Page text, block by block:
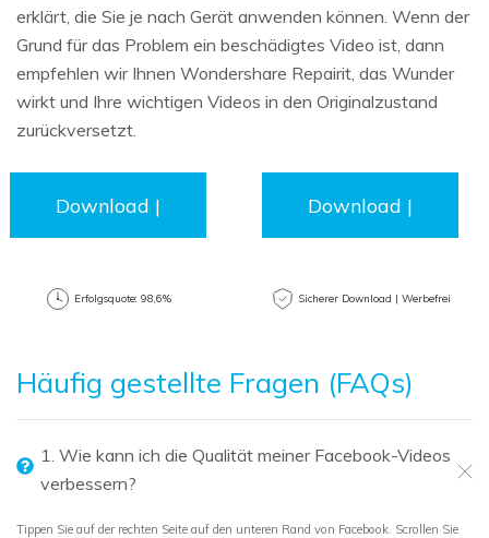
erklärt, die Sie je nach Gerät anwenden können. Wenn der
Grund für das Problem ein beschädigtes Video ist, dann
empfehlen wir Ihnen Wondershare Repairit, das Wunder
wirkt und Ihre wichtigen Videos in den Originalzustand
zurückversetzt.
Download |
Erfolgsquote: 98,6%
Download |
Sicherer Download | Werbefrei
Häufig gestellte Fragen (FAQs)
1. Wie kann ich die Qualität meiner Facebook-Videos
verbessern?
Tippen Sie auf der rechten Seite auf den unteren Rand von Facebook. Scrollen Sie